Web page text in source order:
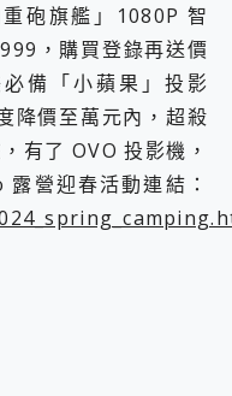
砲旗艦」1080P 智
，購買登錄再送價
備「小蘋果」投影
降價至萬元內，超殺
有了 OVO 投影機，
營迎春活動連結：